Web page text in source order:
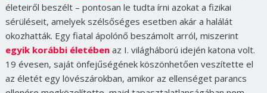
életeiről beszélt – pontosan le tudta írni azokat a fizikai
sérüléseit, amelyek szélsőséges esetben akár a halálát
okozhatták. Egy fiatal ápolónő beszámolt arról, miszerint
egyik korábbi életébenaz I. világháború idején katona volt.
19 évesen, saját önfejűségének köszönhetően veszítette el
az életét egy lövészárokban, amikor az ellenséget parancs